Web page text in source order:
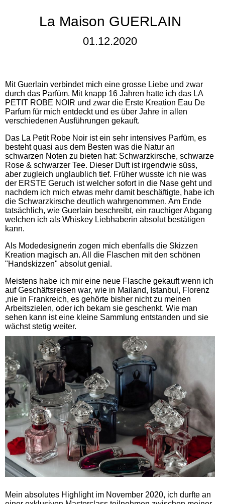
La Maison GUERLAIN
01.12.2020
Mit Guerlain verbindet mich eine grosse Liebe und zwar
durch das Parfüm. Mit knapp 16 Jahren hatte ich das LA
PETIT ROBE NOIR und zwar die Erste Kreation Eau De
Parfum für mich entdeckt und es über Jahre in allen
verschiedenen Ausführungen gekauft.
Das La Petit Robe Noir ist ein sehr intensives Parfüm, es
besteht quasi aus dem Besten was die Natur an
schwarzen Noten zu bieten hat: Schwarzkirsche, schwarze
Rose & schwarzer Tee. Dieser Duft ist irgendwie süss,
aber zugleich unglaublich tief. Früher wusste ich nie was
der ERSTE Geruch ist welcher sofort in die Nase geht und
nachdem ich mich etwas mehr damit beschäftigte, habe ich
die Schwarzkirsche deutlich wahrgenommen. Am Ende
tatsächlich, wie Guerlain beschreibt, ein rauchiger Abgang
welchen ich als Whiskey Liebhaberin absolut bestätigen
kann.
Als Modedesignerin zogen mich ebenfalls die Skizzen
Kreation magisch an. All die Flaschen mit den schönen
"Handskizzen" absolut genial.
Meistens habe ich mir eine neue Flasche gekauft wenn ich
auf Geschäftsreisen war, wie in Mailand, Istanbul, Florenz
,nie in Frankreich, es gehörte bisher nicht zu meinen
Arbeitszielen, oder ich bekam sie geschenkt. Wie man
sehen kann ist eine kleine Sammlung entstanden und sie
wächst stetig weiter.
Mein absolutes Highlight im November 2020, ich durfte an